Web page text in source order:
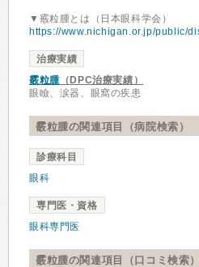
▼霰粒腫とは（日本眼科学会）
https://www.nichigan.or.jp/public/
治療実績
霰粒腫（DPC治療実績）
眼瞼、涙器、眼窩の疾患
霰粒腫の関連項目（病院検索）
診療科目
眼科
専門医・資格
眼科専門医
霰粒腫の関連項目（口コミ検索）